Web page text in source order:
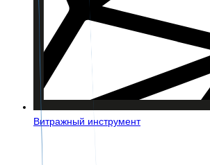
Витражный инструмент